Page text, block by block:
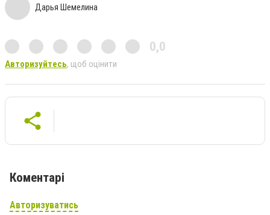
Дарья Шемелина
0,0
Авторизуйтесь, щоб оцінити
Коментарі
Авторизуватись